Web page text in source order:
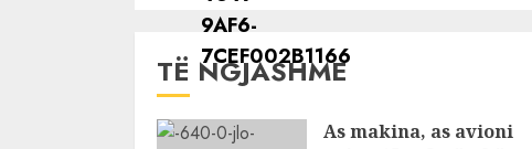
TË NGJASHME
As makina, as avioni